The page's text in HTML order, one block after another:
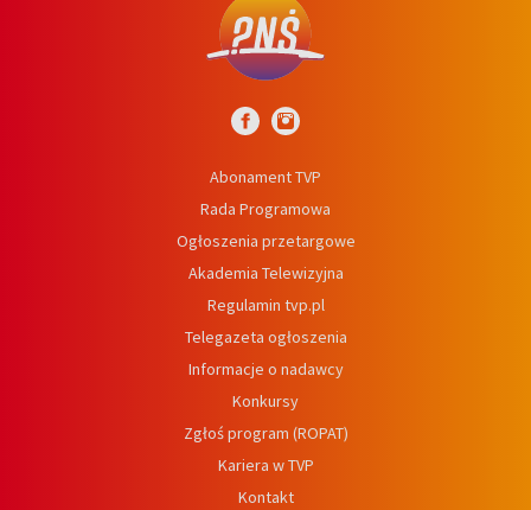
Abonament TVP
Rada Programowa
Ogłoszenia przetargowe
Akademia Telewizyjna
Regulamin tvp.pl
Telegazeta ogłoszenia
Informacje o nadawcy
Konkursy
Zgłoś program (ROPAT)
Kariera w TVP
Kontakt